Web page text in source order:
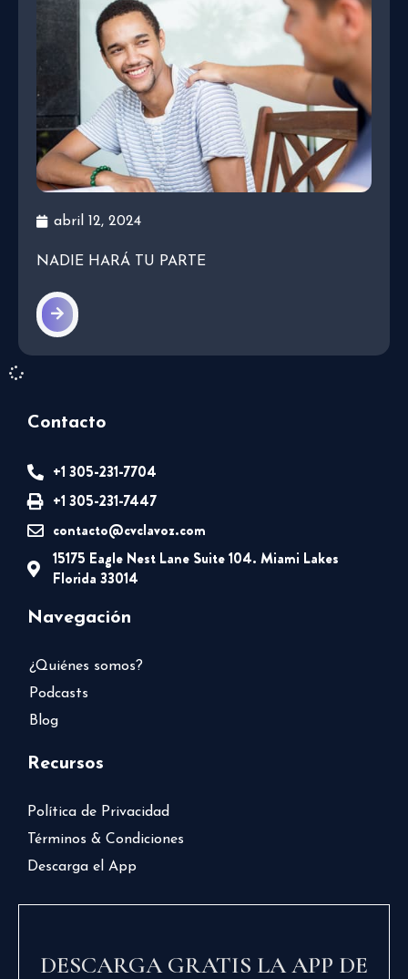
abril 12, 2024
NADIE HARÁ TU PARTE
Contacto
+1 305-231-7704
+1 305-231-7447
contacto@cvclavoz.com
15175 Eagle Nest Lane Suite 104. Miami Lakes
Florida 33014
Navegación
¿Quiénes somos?
Podcasts
Blog
Recursos
Política de Privacidad
Términos & Condiciones
Descarga el App
DESCARGA GRATIS LA APP DE